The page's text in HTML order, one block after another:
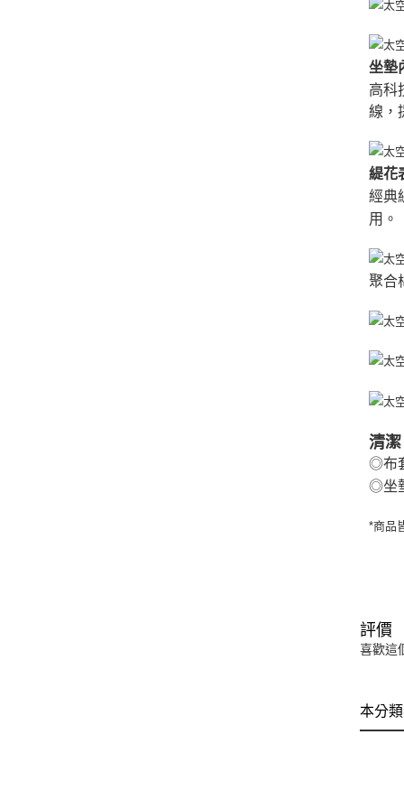
坐墊
高科
線，
緹花
經典
用。
聚合
清
◎布
◎坐
*商品
評價
喜歡這
本分